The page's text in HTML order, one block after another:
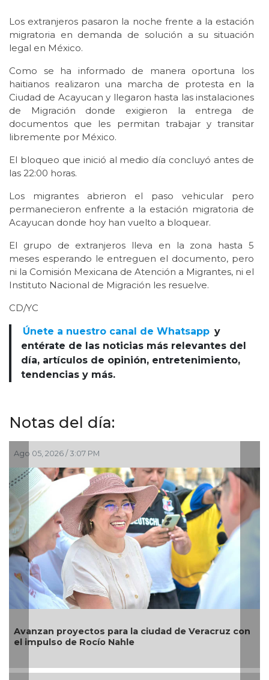
Los extranjeros pasaron la noche frente a la estación
migratoria en demanda de solución a su situación
legal en México.
Como se ha informado de manera oportuna los
haitianos realizaron una marcha de protesta en la
Ciudad de Acayucan y llegaron hasta las instalaciones
de Migración donde exigieron la entrega de
documentos que les permitan trabajar y transitar
libremente por México.
El bloqueo que inició al medio día concluyó antes de
las 22:00 horas.
Los migrantes abrieron el paso vehicular pero
permanecieron enfrente a la estación migratoria de
Acayucan donde hoy han vuelto a bloquear.
El grupo de extranjeros lleva en la zona hasta 5
meses esperando le entreguen el documento, pero
ni la Comisión Mexicana de Atención a Migrantes, ni el
Instituto Nacional de Migración les resuelve.
CD/YC
Únete a nuestro canal de Whatsapp y
entérate de las noticias más relevantes del
día, artículos de opinión, entretenimiento,
tendencias y más.
Notas del día:
05, 2026 / 3:07 PM
proyectos para la ciudad de Veracruz con
de Rocío Nahle
Norte